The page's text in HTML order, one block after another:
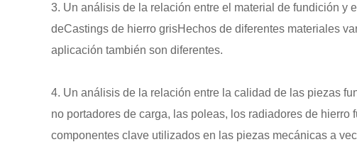
3. Un análisis de la relación entre el material de fundición y
deCastings de hierro grisHechos de diferentes materiales
aplicación también son diferentes.
4. Un análisis de la relación entre la calidad de las piezas
no portadores de carga, las poleas, los radiadores de
componentes clave utilizados en las piezas mecánicas a